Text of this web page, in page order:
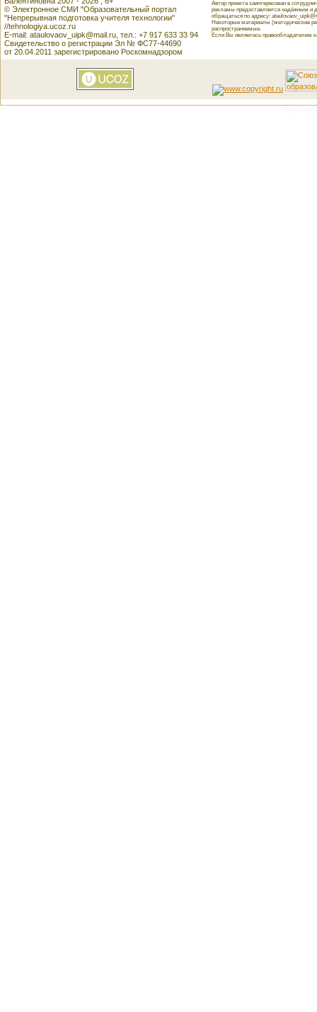
© Электронное СМИ "Образовательный портал
"Непрерывная подготовка учителя технологии"
//tehnologiya.ucoz.ru
E-mail: ataulovaov_uipk@mail.ru, тел.: +7 917 633 33 94
Свидетельство о регистрации Эл № ФС77-44690
от 20.04.2011 зарегистрировано Роскомнадзором
Автор проекта заинтересован в
рекламы предоставляется надёжным и
обращаться по адресу:
Некоторые материалы (методические
распространяемые.
Если Вы являетесь правообладателем